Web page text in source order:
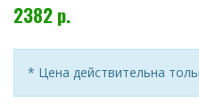
2382 р.
* Цена действительна